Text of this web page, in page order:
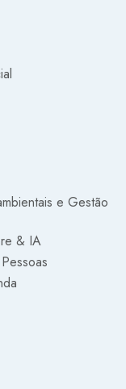
e Gestão
& IA